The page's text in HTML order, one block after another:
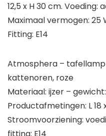
12,5 x H 30 cm. Voeding:
Maximaal vermogen: 25
Fitting: E14
Atmosphera –
kattenoren, roze
Materiaal: ijzer –
Productafmetingen: L 18
Stroomvoorziening: